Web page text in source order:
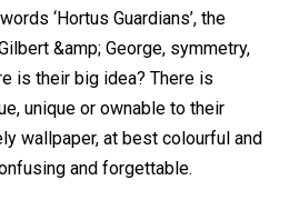
‘Hortus Guardians’, the
&amp; George, symmetry,
is their big idea? There is
unique or ownable to their
wallpaper, at best colourful and
and forgettable.